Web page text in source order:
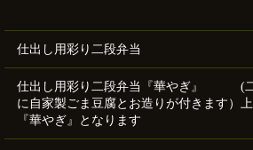
仕出し用彩り二段弁当
仕出し用彩り二段弁当『華やぎ』 (
に自家製ごま豆腐とお造りが付きます）
『華やぎ』となります